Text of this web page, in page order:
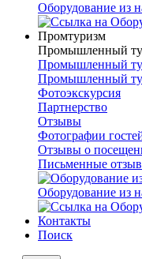
Оборудование из
Промтуризм
Промышленный
Промышленный
Промышленный
Фотоэкскурсия
Партнерство
Отзывы
Фотографии
Отзывы о
Письменные
Оборудование из
Контакты
Поиск